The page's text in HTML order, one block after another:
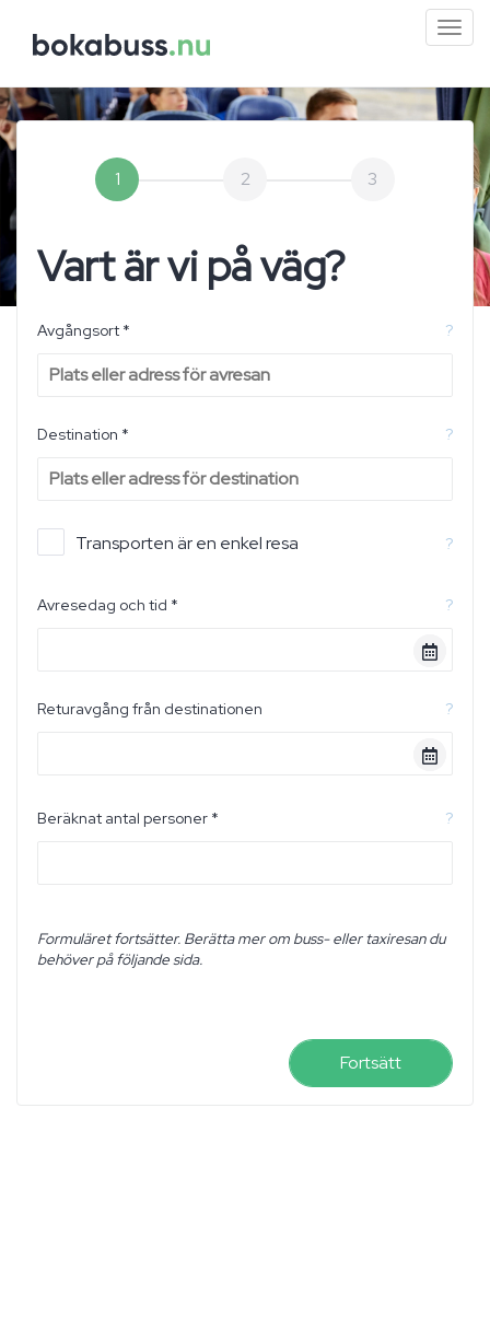
1 2 3
Vart är vi på väg?
Avgångsort * ?
Destination * ?
Transporten är en enkel resa ?
Avresedag och tid * ?
Returavgång från destinationen ?
Beräknat antal personer * ?
Formuläret fortsätter. Berätta mer om buss- eller taxiresan du
behöver på följande sida.
Fortsätt